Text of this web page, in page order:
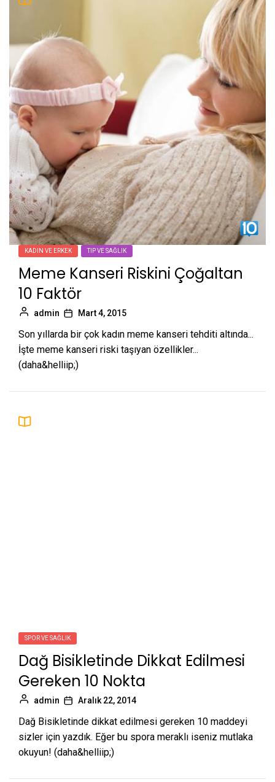
KADIN VE ERKEK TIP VE SAĞLIK
Meme Kanseri Riskini Çoğaltan
10 Faktör
admin Mart 4, 2015
Son yıllarda bir çok kadın meme kanseri tehditi altında...
İşte meme kanseri riski taşıyan özellikler...
(daha&helliip;)
SPOR VE SAĞLIK
Dağ Bisikletinde Dikkat Edilmesi
Gereken 10 Nokta
admin Aralık 22, 2014
Dağ Bisikletinde dikkat edilmesi gereken 10 maddeyi
sizler için yazdık. Eğer bu spora meraklı iseniz mutlaka
okuyun! (daha&helliip;)